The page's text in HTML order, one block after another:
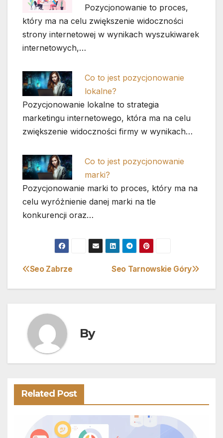
Pozycjonowanie to proces,
który ma na celu zwiększenie widoczności
strony internetowej w wynikach wyszukiwarek
internetowych,…
Co to jest pozycjonowanie
lokalne?
Pozycjonowanie lokalne to strategia
marketingu internetowego, która ma na celu
zwiększenie widoczności firmy w wynikach…
Co to jest pozycjonowanie
marki?
Pozycjonowanie marki to proces, który ma na
celu wyróżnienie danej marki na tle
konkurencji oraz…
Nawigacja
wpisu
Seo Tarnowskie Góry
Seo Zabrze
By
Related Post